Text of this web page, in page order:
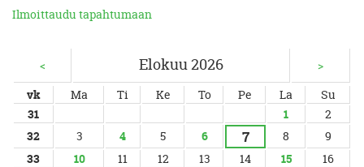
Ilmoittaudu tapahtumaan
< Elokuu 2026
>
vk
Ma Ti Ke To Pe La
Su
31
1
2
32
3 4 5 6 7 8
9
33
10 11 12 13 14 15
16